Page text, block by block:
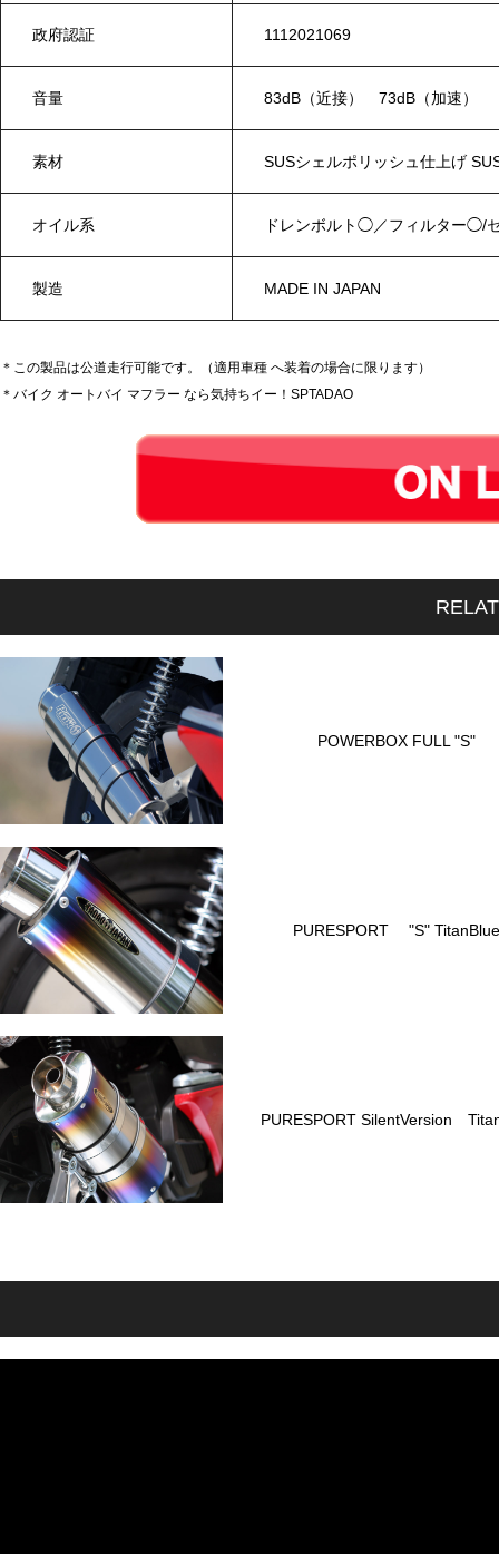
政府認証 1112021069
音量 83dB（近接） 73dB（加速）
素材 SUSシェルポリッシュ仕上げ
オイル系 ドレンボルト◯／フィルター◯/
製造 MADE IN JAPAN
＊この製品は公道走行可能です。（適用車種 へ装着の場合に限ります）
＊バイク オートバイ マフラー なら気持ちイー！SPTADAO
POWERBOX FULL "S"
PURESPORT "S" TitanBlue
PURESPORT SilentVersion